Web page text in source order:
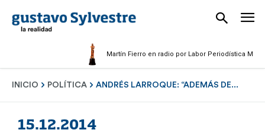
Martín Fierro en radio por Labor Periodística Masculina
INICIO POLÍTICA ANDRÉS LARROQUE: “ADEMÁS DE...
15.12.2014